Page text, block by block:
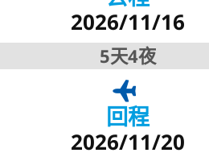
2026/11/16
5天4夜
回程
2026/11/20